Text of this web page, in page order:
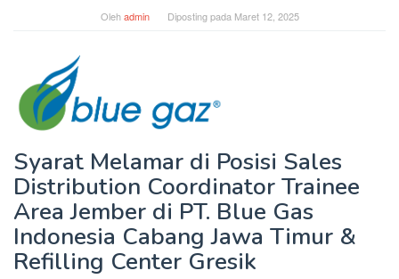
Olehadmin Diposting pada Maret 12, 2025
Syarat Melamar di Posisi Sales
Distribution Coordinator Trainee
Area Jember di PT. Blue Gas
Indonesia Cabang Jawa Timur &
Refilling Center Gresik